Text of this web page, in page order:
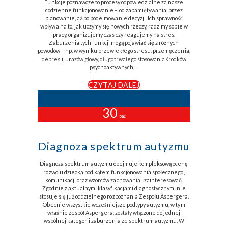
Funkcje poznawcze to procesy odpowiedzialne za nasze
codzienne funkcjonowanie – od zapamiętywania, przez
planowanie, aż po podejmowanie decyzji. Ich sprawność
wpływa na to, jak uczymy się nowych rzeczy, radzimy sobie w
pracy, organizujemy czas czy reagujemy na stres.
Zaburzenia tych funkcji mogą pojawiać się z różnych
powodów – np. w wyniku przewlekłego stresu, przemęczenia,
depresji, urazów głowy, długotrwałego stosowania środków
psychoaktywnych,…
CZYTAJ DALEJ
30 paź
Diagnoza spektrum autyzmu
Diagnoza spektrum autyzmu obejmuje kompleksową ocenę
rozwoju dziecka pod kątem funkcjonowania społecznego,
komunikacji oraz wzorców zachowania i zainteresowań.
Zgodnie z aktualnymi klasyfikacjami diagnostycznymi nie
stosuje się już oddzielnego rozpoznania Zespołu Aspergera.
Obecnie wszystkie wcześniejsze podtypy autyzmu, w tym
właśnie zespół Aspergera, zostały włączone do jednej
wspólnej kategorii zaburzenia ze spektrum autyzmu. W